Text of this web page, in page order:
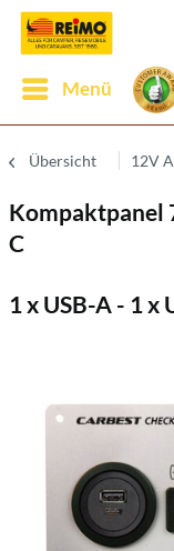
Menü
Übersicht 12V
Kompaktpanel
C
1 x USB-A - 1 x